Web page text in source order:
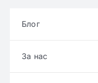
Блог
За нас